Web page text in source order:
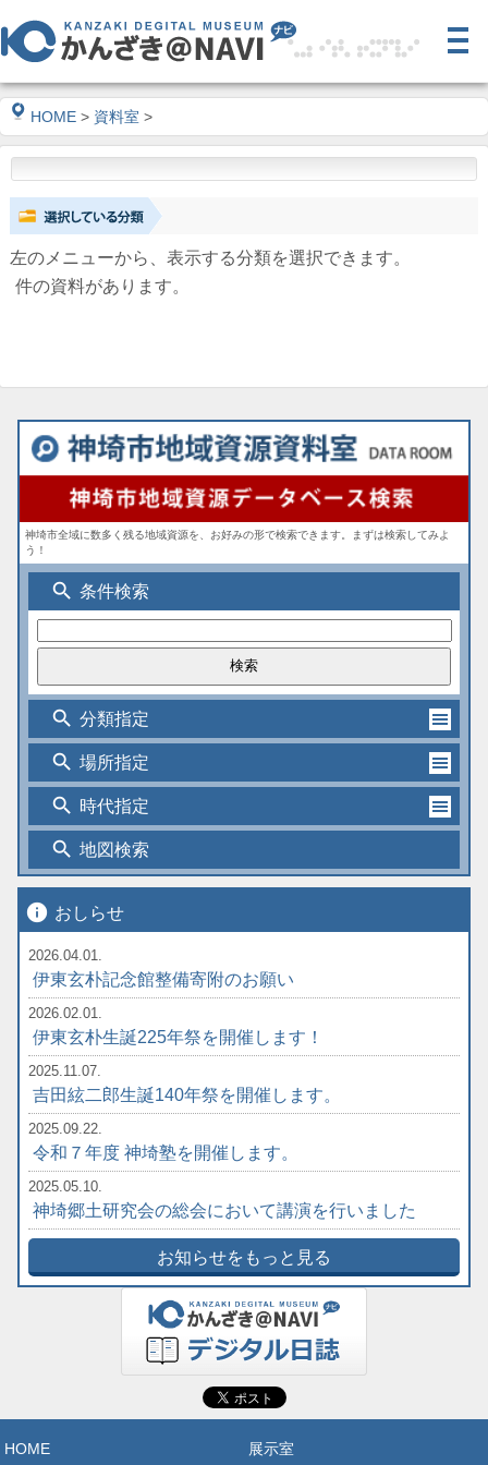
HOME > 資料室 >
左のメニューから、表示する分類を選択できます。
件の資料があります。
神埼市全域に数多く残る地域資源を、お好みの形で検索できます。まずは検索してみよ
う！
search 条件検索
search 分類指定
search 場所指定
search 時代指定
search 地図検索
info おしらせ
2026.04.01.
伊東玄朴記念館整備寄附のお願い
2026.02.01.
伊東玄朴生誕225年祭を開催します！
2025.11.07.
吉田絃二郎生誕140年祭を開催します。
2025.09.22.
令和７年度 神埼塾を開催します。
2025.05.10.
神埼郷土研究会の総会において講演を行いました
お知らせをもっと見る
HOME 展示室